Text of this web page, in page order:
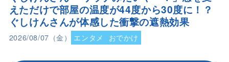
えただけで部屋の温度が44度から30度に！？
ぐしけんさんが体感した衝撃の遮熱効果
2026/08/07（金） エンタメ おでかけ